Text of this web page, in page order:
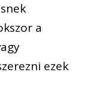
a
ezek